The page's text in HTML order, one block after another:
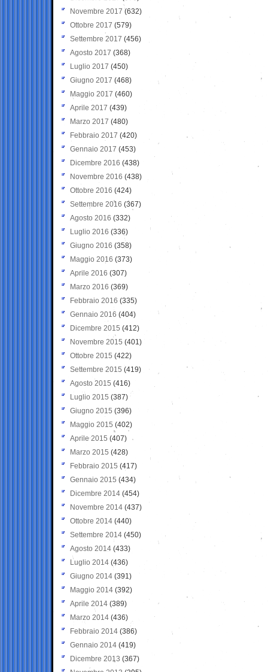
Novembre 2017 (632)
Ottobre 2017 (579)
Settembre 2017 (456)
Agosto 2017 (368)
Luglio 2017 (450)
Giugno 2017 (468)
Maggio 2017 (460)
Aprile 2017 (439)
Marzo 2017 (480)
Febbraio 2017 (420)
Gennaio 2017 (453)
Dicembre 2016 (438)
Novembre 2016 (438)
Ottobre 2016 (424)
Settembre 2016 (367)
Agosto 2016 (332)
Luglio 2016 (336)
Giugno 2016 (358)
Maggio 2016 (373)
Aprile 2016 (307)
Marzo 2016 (369)
Febbraio 2016 (335)
Gennaio 2016 (404)
Dicembre 2015 (412)
Novembre 2015 (401)
Ottobre 2015 (422)
Settembre 2015 (419)
Agosto 2015 (416)
Luglio 2015 (387)
Giugno 2015 (396)
Maggio 2015 (402)
Aprile 2015 (407)
Marzo 2015 (428)
Febbraio 2015 (417)
Gennaio 2015 (434)
Dicembre 2014 (454)
Novembre 2014 (437)
Ottobre 2014 (440)
Settembre 2014 (450)
Agosto 2014 (433)
Luglio 2014 (436)
Giugno 2014 (391)
Maggio 2014 (392)
Aprile 2014 (389)
Marzo 2014 (436)
Febbraio 2014 (386)
Gennaio 2014 (419)
Dicembre 2013 (367)